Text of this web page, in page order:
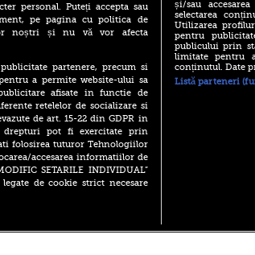
(P) Descoperă
Evenimentelor din
cu Transilvania
personal. Puteți accepta sau
pe pagina cu politica de
noștri și nu vă vor afecta
partenere, precum si
a permite website-ului sa
afisate in functie de
retelelor de socializare si
de art. 15-22 din GDPR in
drepturi pot fi exercitate prin
folosirea tuturor Tehnologiilor
accesarea informatiilor de
SETARILE INDIVIDUAL”
de cookie strict necesare
și/sau
selectarea
Utilizarea
pentru
publicului prin
limitate pentru
conținutul. Date
Listă parteneri